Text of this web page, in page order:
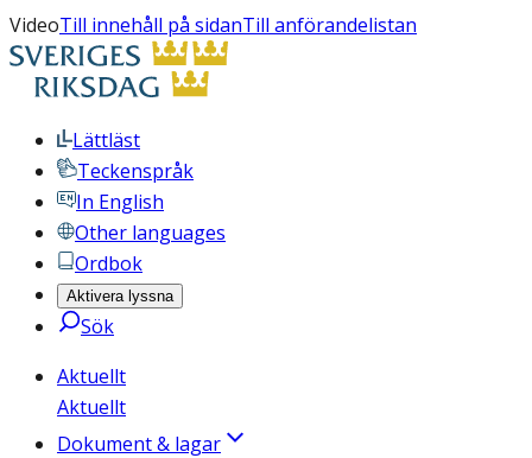
VideoTill innehåll på sidanTill anförandelistan
Lättläst
Teckenspråk
In English
Other languages
Ordbok
Aktivera lyssna
Sök
Aktuellt
Aktuellt
Dokument & lagar